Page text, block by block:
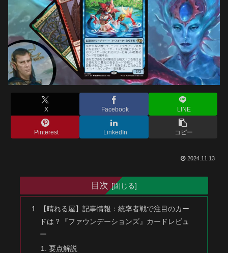
X Facebook LINE
Pinterest LinkedIn コピー
2024.11.13
目次
【晴れる屋】記事情報：統率者戦で注目のカー
ドは？『ファウンデーションズ』カードレビュ
ー
要点解説